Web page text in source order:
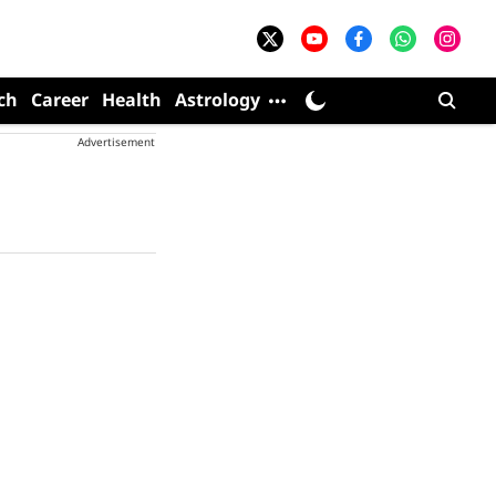
Career Health Astrology
Advertisement